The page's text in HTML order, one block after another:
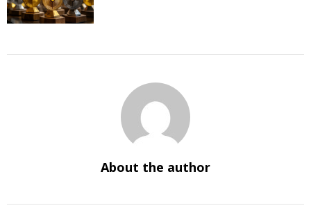
About the author